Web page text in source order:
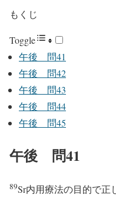
もくじ
Toggle
午後 問41
午後 問42
午後 問43
午後 問44
午後 問45
午後 問41
89Sr内用療法の目的で正